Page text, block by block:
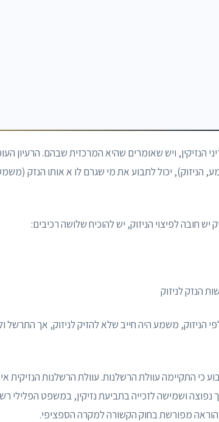
הנזיקין, ויש שאומרים שהיא המרכזית שבהם. הרעיון
הניזוק), יכול לתבוע את מי שגרם לו א אותו הנזק
חובה לפיצוי הניזוק, יש להוכיח שלושה רכיבים:
הנזק לניזוק
הניזוק, משמע היה חייב שלא להזיק לניזוק, אך התרשל
התקיימה עוולת הרשלנות. עוולת הרשלנות הנזיקית
ושמישה לזכייה בתביעת נזיקין, במשפט הפלילי
מפורשת בחוק הקשורה למקרה הספציפי.